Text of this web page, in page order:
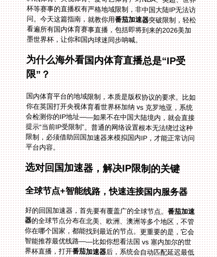
问。今天这篇指南，就教你用番茄加速器突破限制，轻松
看遍所有国内体育赛事直播，包括即将到来的2026美加
墨世界杯，让你和国内球迷同步呐喊。
为什么海外看国内体育直播总是“IP受
限”？
国内体育平台的地域限制，本质是版权协议的要求。比如
你在英国打开央视体育看世界杯加纳 vs 克罗地亚，系统
会检测你的IP地址——如果不在中国大陆境内，就会直接
提示“当前IP受限制”。普通的网络设置根本无法绕过这种
限制，必须借助回国加速器来模拟国内IP，才能正常访问
平台内容。
选对回国加速器，解决IP限制的关键
全球节点+智能线路，快速连接国内服务器
好的回国加速器，首先要有覆盖广的全球节点。番茄加速
器的全球节点分布在北美、欧洲、澳洲等多个地区，不管
你在哪个国家，都能找到最近的节点。更重要的是，它会
智能推荐最优线路——比如你想看法国 vs 塞内加尔的世
界杯直播，打开番茄加速器后，系统会自动匹配延迟最低
的国内专线，不用你手动一个个试，几秒钟就能连接成